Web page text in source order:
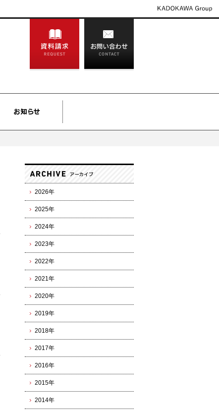
2026年
2025年
2024年
2023年
2022年
2021年
2020年
2019年
2018年
2017年
2016年
2015年
2014年